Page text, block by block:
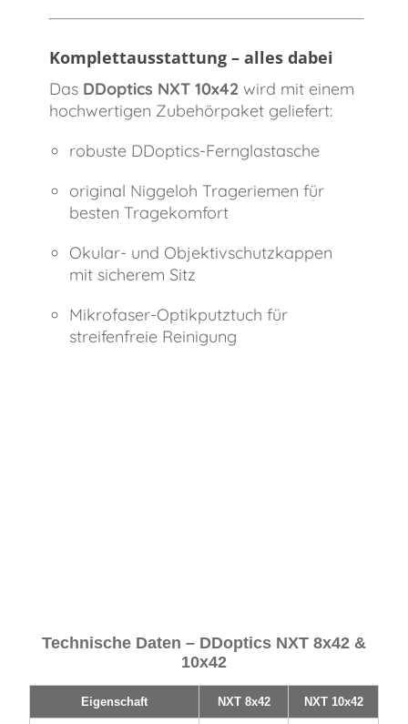
Komplettausstattung – alles dabei
Das DDoptics NXT 10x42 wird mit einem
hochwertigen Zubehörpaket geliefert:
robuste DDoptics-Fernglastasche
original Niggeloh Trageriemen für
besten Tragekomfort
Okular- und Objektivschutzkappen
mit sicherem Sitz
Mikrofaser-Optikputztuch für
streifenfreie Reinigung
Technische Daten – DDoptics NXT 8x42 &
10x42
Eigenschaft NXT 8x42 NXT 10x42